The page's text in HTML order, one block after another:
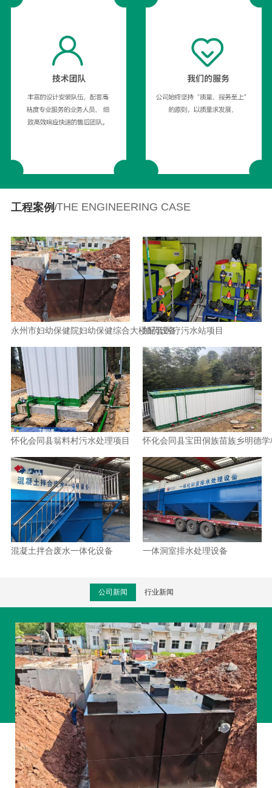
工程案例 /THE ENGINEERING CASE
永州市妇幼保健院妇幼保健综合大楼配套医疗污水站项目
加药设备
怀化会同县翁料村污水处理项目 怀化会同县宝田侗族苗族乡明德
混凝土拌合废水一体化设备 一体洞室排水处理设备
公司新闻 行业新闻